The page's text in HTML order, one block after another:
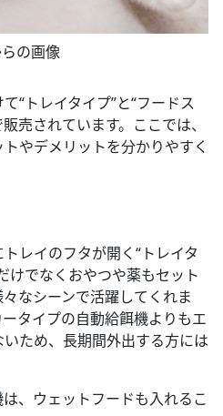
の画像
“トレイタイプ”と“フードス
売されています。ここでは、
やデメリットを分かりやすく
レイのフタが開く“トレイタ
けでなくおやつや薬もセット
なシーンで活躍してくれま
タイプの自動給餌機よりもエ
ため、長期間外出する方には
、ウェットフードも入れるこ